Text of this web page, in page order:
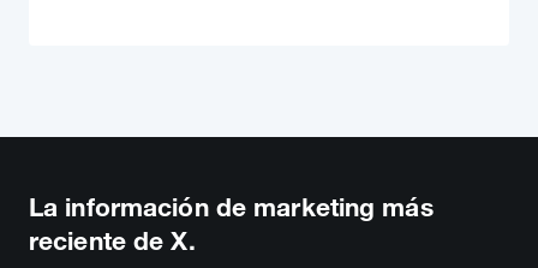
La información de marketing más
reciente de X.